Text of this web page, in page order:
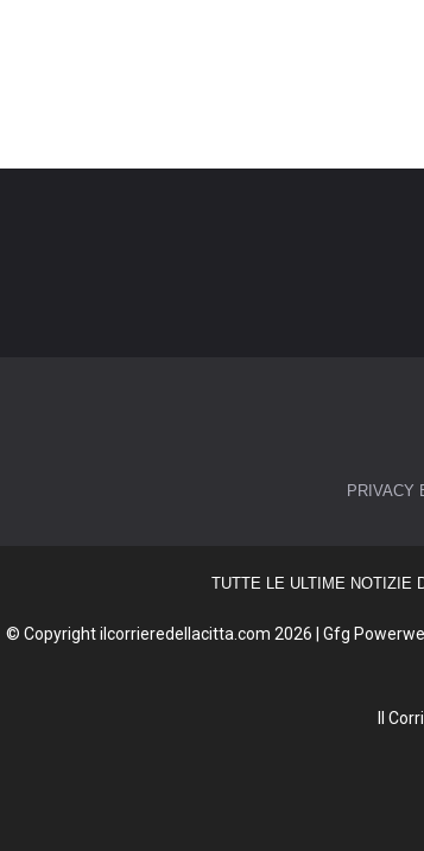
PRIVACY
TUTTE LE ULTIME NOTIZIE
© Copyright ilcorrieredellacitta.com 2026 | Gfg
Il